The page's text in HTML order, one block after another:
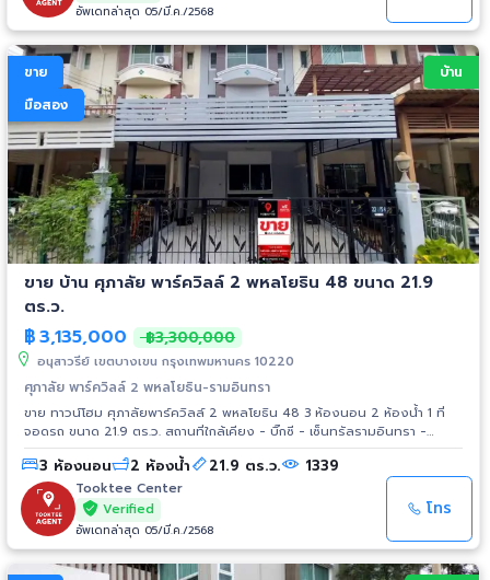
อัพเดทล่าสุด 05/มี.ค./2568
ขาย
มือสอง
บ้าน
ขาย บ้าน ศุภาลัย พาร์ควิลล์ 2 พหลโยธิน 48 ขนาด 21.9
ตร.ว.
฿3,135,000 ฿3,300,000
อนุสาวรีย์ เขตบางเขน กรุงเทพมหานคร 10220
ศุภาลัย พาร์ควิลล์ 2 พหลโยธิน-รามอินทรา
ขาย ทาวน์โฮม ศุภาลัยพาร์ควิลล์ 2 พหลโยธิน 48 3 ห้องนอน 2 ห้องน้ำ 1 ที่
จอดรถ ขนาด 21.9 ตร.ว. สถานที่ใกล้เคียง - บิ๊กซี - เซ็นทรัลรามอินทรา -
ม.นอร์ทกรุงเทพ - ม.ราชภัฏพระนคร - ร.พ ภูมิพล - เทสโก้ โลตัส - ม.เกริก -
ม.เกษตรศาสตร์ - การบินพลเรือน
3 ห้องนอน 2 ห้องน้ำ 21.9 ตร.ว. 1339
Tooktee Center
Verified
อัพเดทล่าสุด 05/มี.ค./2568
โทร